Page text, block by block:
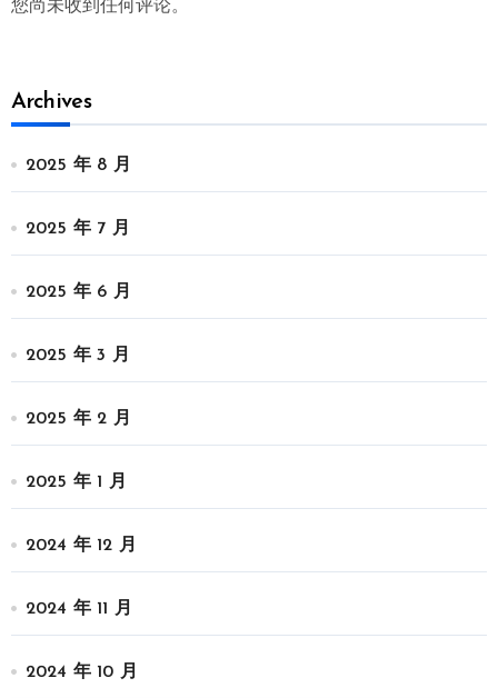
您尚未收到任何评论。
Archives
2025 年 8 月
2025 年 7 月
2025 年 6 月
2025 年 3 月
2025 年 2 月
2025 年 1 月
2024 年 12 月
2024 年 11 月
2024 年 10 月